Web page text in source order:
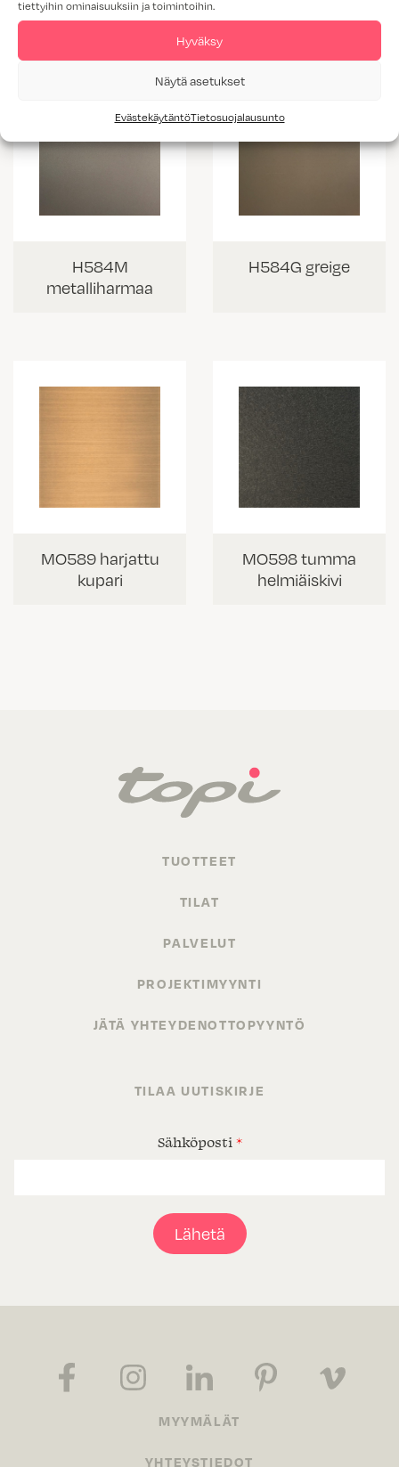
tiettyihin ominaisuuksiin ja toimintoihin.
Hyväksy
Näytä asetukset
EvästekäytäntöTietosuojalausunto
H584M
metalliharmaa
H584G greige
MO589 harjattu
kupari
MO598 tumma
helmiäiskivi
TUOTTEET
TILAT
PALVELUT
PROJEKTIMYYNTI
JÄTÄ YHTEYDENOTTOPYYNTÖ
TILAA UUTISKIRJE
Sähköposti *
Lähetä
MYYMÄLÄT
YHTEYSTIEDOT